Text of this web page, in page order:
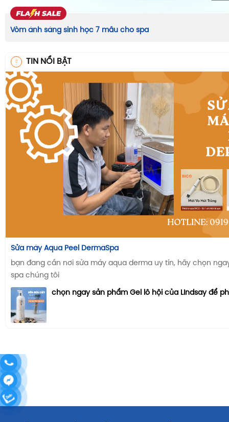
Vòm ánh sáng sinh học 7 mầu cho spa
TIN NỔI BẬT
Sửa máy Aqua Peel DermaSpa
bạn đang cần nơi sửa máy aqua derma uy tín, hãy chọn
spa chúng tôi
chọn ngay sản phẩm Gel lô hội của LIndsay để